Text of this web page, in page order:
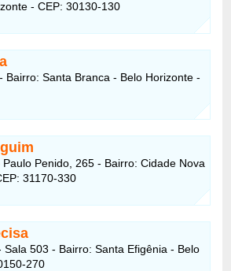
- CEP: 30130-130
Bairro: Santa Branca - Belo Horizonte -
Penido, 265 - Bairro: Cidade Nova
31170-330
Sala 503 - Bairro: Santa Efigênia - Belo
270